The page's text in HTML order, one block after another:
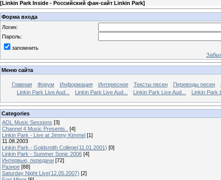
[Linkin Park Inside - Российский фан-сайт Linkin Park]
Форма входа
Логин:
Пароль:
запомнить
Меню сайта
Главная Форум Информация Интересное Тексты песен Переводы песен
Linkin Park Live Aud...
Linkin Park Live Aud... Linkin Park Live Aud... Linkin Park
Categories
AOL Music Sessions [3]
Channel 4 Music Presents..
[4]
Linkin Park - Live at Jimmy Kimmel [1]
11.08.2003
Linkin Park - Goldsmith College(11.01.2001) [0]
Linkin Park - Summer Sonic 2006 [4]
Интервью, передачи [72]
Разное [88]
Saturday Night Live(12.05.2007) [2]